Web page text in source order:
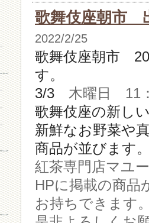
歌舞伎座朝市
2022/2/25
歌舞伎座朝市
す。
3/3 木曜日 11
歌舞伎座の新し
新鮮なお野菜や
商品が並びます
紅茶専門店マユ
HPに掲載の商品
お持ちできます